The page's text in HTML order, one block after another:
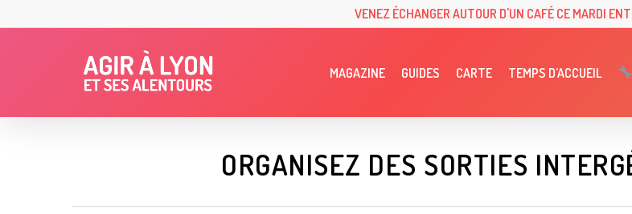
to
VENEZ ÉCHANGER AUTOUR D'UN CAFÉ CE MARDI
MAGAZINE GUIDES CARTE TEMPS D’ACCUEIL
ORGANISEZ DES SORTIES